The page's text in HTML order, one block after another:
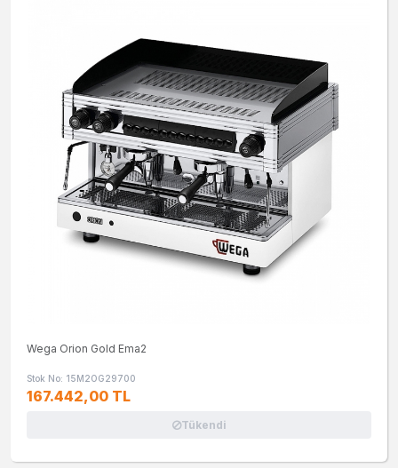
Wega Orion Gold Ema2
Stok No: 15M2OG29700
167.442,00 TL
Tükendi